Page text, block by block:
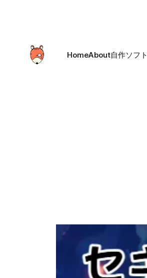
HomeAbout自作ソフト